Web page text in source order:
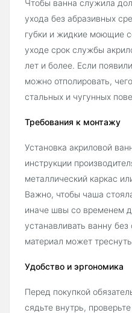
Чтобы ванна служила
ухода без абразивных
губки и жидкие моющие
уходе срок службы
лет и более. Если
можно отполировать,
стальных и чугунных
Требования к монтажу
Установка акриловой
инструкции
металлический каркас
Важно, чтобы чаша
иначе швы со временем
устанавливать ванну
материал может
Удобство и эргономика
Перед покупкой
сядьте внутрь,